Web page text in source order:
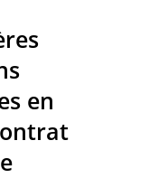
en